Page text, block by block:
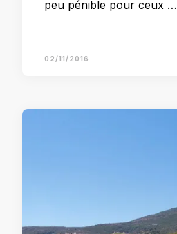
peu pénible pour ceux …
02/11/2016